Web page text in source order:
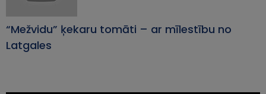
“Mežvidu” ķekaru tomāti – ar mīlestību no
Latgales